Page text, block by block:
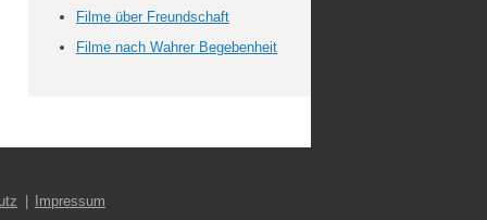
Filme über Freundschaft
Filme nach Wahrer Begebenheit
Impressum